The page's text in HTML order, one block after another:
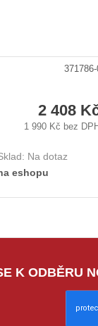
2 408
1 990 Kč bez DPH
Na dotaz
eshopu
K ODBĚRU